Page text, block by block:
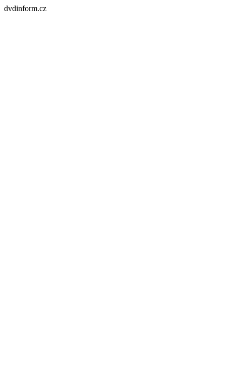
dvdinform.cz